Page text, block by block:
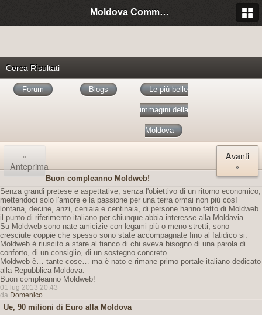
Moldova Community Italia
Cerca Risultati
Forum Blogs Le più belle
immagini della
Moldova
«
Anteprima
Avanti
»
Buon compleanno Moldweb!
Senza grandi pretese e aspettative, senza l'obiettivo di un ritorno economico,
mettendoci solo l'amore e la passione per una terra ormai non più così
lontana, decine, anzi, ceniaia e centinaia, di persone hanno fatto di Moldweb
il punto di riferimento italiano per chiunque abbia interesse alla Moldavia.
Su Moldweb sono nate amicizie con legami più o meno stretti, sono
cresciute coppie che spesso sono state accompagnate fino al fatidico si.
Moldweb è riuscito a stare al fianco di chi aveva bisogno di una parola di
conforto, di un consiglio, di un sostegno concreto.
Moldweb è… tante cose… ma è nato e rimane primo portale italiano dedicato
alla Repubblica Moldova.
Buon compleanno Moldweb!
01 lug 2013 20:43
da Domenico
Ue, 90 milioni di Euro alla Moldova